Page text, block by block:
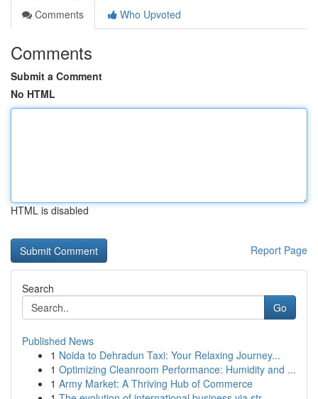
Comments
Who Upvoted
Comments
Submit a Comment
No HTML
HTML is disabled
Report Page
Search
Go
Published News
1 Noida to Dehradun Taxi: Your Relaxing Journey...
1 Optimizing Cleanroom Performance: Humidity and ...
1 Army Market: A Thriving Hub of Commerce